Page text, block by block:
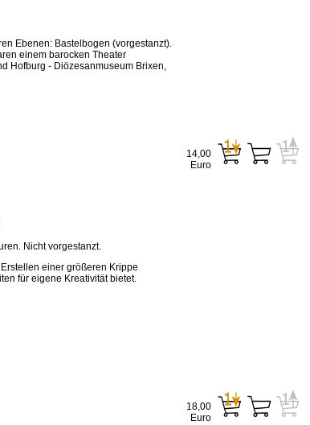
Ebenen: Bastelbogen (vorgestanzt).
einem barocken Theater
Hofburg - Diözesanmuseum Brixen,
Nicht vorgestanzt.
einer größeren Krippe
für eigene Kreativität bietet.
14,00
Euro
18,00
Euro